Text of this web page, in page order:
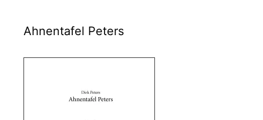
Ahnentafel Peters